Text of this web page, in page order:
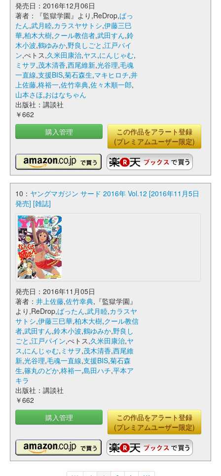
発売日：2016年12月06日
著者：『監獄学園』より,ReDrop,ばっ
たん,武月睦,カラスヤサトシ,伊藤三巳
華,柏木大樹,クール教信者,武田すん,鈴
木小波,鶴ゆみか,野良しごと ,江戸パイ
ン,ぺトス,久米田康治,ヤス,にんじゃむ,
ミサヲ,茂木清香,西尾維新,光谷理,毛魂
一直線,支援BIS,菊石森生,マキヒロチ,井
上佐藤,柊裕一,佐竹幸典,佐々木順一郎,
山本さほ,おはなちゃん
出版社：講談社
￥662
購入管理
この作品をアラート登録
(プレミアムユーザー限定)
10： ヤングマガジン サード 2016年 Vol.12 [2016年11月5日
発売] [雑誌]
発売日：2016年11月05日
著者： 井上佐藤,佐竹幸典,『監獄学園』
より,ReDrop,ばったん,武月睦,カラスヤ
サトシ,伊藤三巳華,柏木大樹,クール教信
者,武田すん,鈴木小波,鶴ゆみか,野良し
ごと ,江戸パイン,ぺトス,久米田康治,ヤ
ス,にんじゃむ, ミサヲ,茂木清香,西尾維
新,光谷理,毛魂一直線,支援BIS,菊石森
生,篠丸のどか,柊裕一,島田ハチ,平本ア
キラ
出版社：講談社
￥662
購入管理
この作品をアラート登録
(プレミアムユーザー限定)